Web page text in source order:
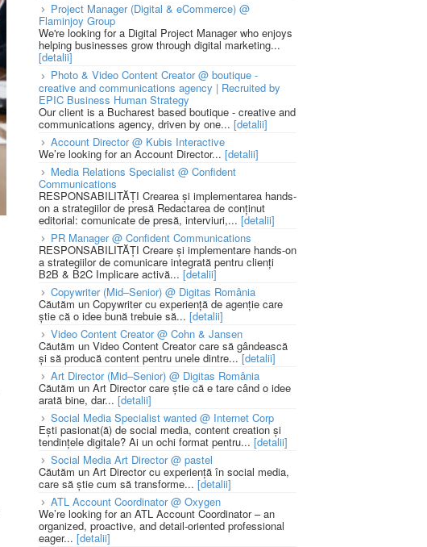
Project Manager (Digital & eCommerce) @
Flaminjoy Group
We're looking for a Digital Project Manager who enjoys
helping businesses grow through digital marketing...
[detalii]
Photo & Video Content Creator @ boutique -
creative and communications agency | Recruited by
EPIC Business Human Strategy
Our client is a Bucharest based boutique - creative and
communications agency, driven by one... [detalii]
Account Director @ Kubis Interactive
We’re looking for an Account Director... [detalii]
Media Relations Specialist @ Confident
Communications
RESPONSABILITĂȚI Crearea și implementarea hands-
on a strategiilor de presă Redactarea de conținut
editorial: comunicate de presă, interviuri,... [detalii]
PR Manager @ Confident Communications
RESPONSABILITĂȚI Creare și implementare hands-on
a strategiilor de comunicare integrată pentru clienți
B2B & B2C Implicare activă... [detalii]
Copywriter (Mid–Senior) @ Digitas România
Căutăm un Copywriter cu experiență de agenție care
știe că o idee bună trebuie să... [detalii]
Video Content Creator @ Cohn & Jansen
Căutăm un Video Content Creator care să gândească
și să producă content pentru unele dintre...[detalii]
Art Director (Mid–Senior) @ Digitas România
Căutăm un Art Director care știe că e tare când o idee
arată bine, dar... [detalii]
Social Media Specialist wanted @ Internet Corp
Ești pasionat(ă) de social media, content creation și
tendințele digitale? Ai un ochi format pentru... [detalii]
Social Media Art Director @ pastel
Căutăm un Art Director cu experiență în social media,
care să știe cum să transforme... [detalii]
ATL Account Coordinator @ Oxygen
We’re looking for an ATL Account Coordinator – an
organized, proactive, and detail-oriented professional
eager... [detalii]